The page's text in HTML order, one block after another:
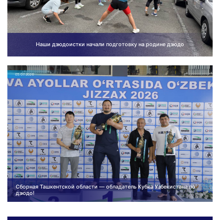
Наши дзюдоистки начали подготовку на родине дзюдо
05.07.2026
Сборная Ташкентской области — обладатель Кубка Узбекистана по
дзюдо!